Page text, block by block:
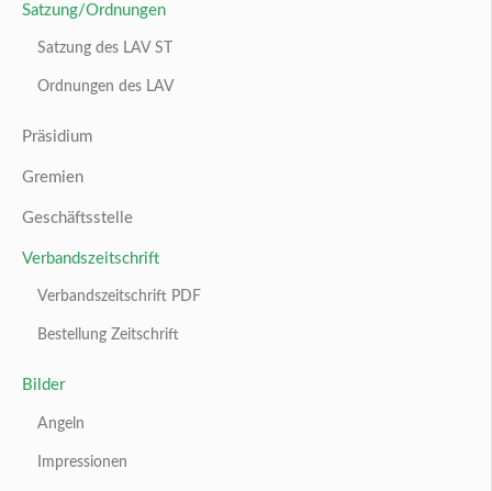
Satzung/Ordnungen
Satzung des LAV ST
Ordnungen des LAV
Präsidium
Gremien
Geschäftsstelle
Verbandszeitschrift
Verbandszeitschrift PDF
Bestellung Zeitschrift
Bilder
Angeln
Impressionen